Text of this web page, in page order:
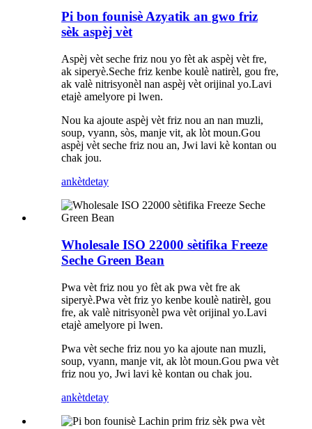
Pi bon founisè Azyatik an gwo friz
sèk aspèj vèt
Aspèj vèt seche friz nou yo fèt ak aspèj vèt fre,
ak siperyè.Seche friz kenbe koulè natirèl, gou fre,
ak valè nitrisyonèl nan aspèj vèt orijinal yo.Lavi
etajè amelyore pi lwen.
Nou ka ajoute aspèj vèt friz nou an nan muzli,
soup, vyann, sòs, manje vit, ak lòt moun.Gou
aspèj vèt seche friz nou an, Jwi lavi kè kontan ou
chak jou.
ankètdetay
Wholesale ISO 22000 sètifika Freeze
Seche Green Bean
Pwa vèt friz nou yo fèt ak pwa vèt fre ak
siperyè.Pwa vèt friz yo kenbe koulè natirèl, gou
fre, ak valè nitrisyonèl pwa vèt orijinal yo.Lavi
etajè amelyore pi lwen.
Pwa vèt seche friz nou yo ka ajoute nan muzli,
soup, vyann, manje vit, ak lòt moun.Gou pwa vèt
friz nou yo, Jwi lavi kè kontan ou chak jou.
ankètdetay